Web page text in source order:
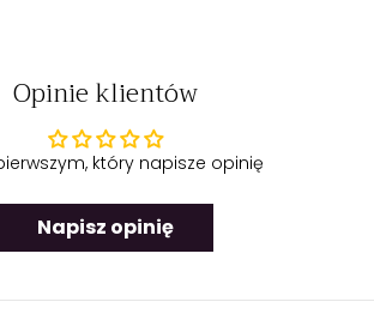
fason
cięcie na biodrach
dzianina: 93% wiskoza, 7% elastan
S i ma wymiary: 178 cm wzrostu, 90 cm
Opinie klientów
który napisze opinię
Napisz opinię